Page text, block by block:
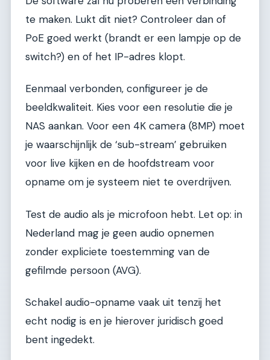
te maken. Lukt dit niet? Controleer dan of
PoE goed werkt (brandt er een lampje op de
switch?) en of het IP-adres klopt.
Eenmaal verbonden, configureer je de
beeldkwaliteit. Kies voor een resolutie die je
NAS aankan. Voor een 4K camera (8MP) moet
je waarschijnlijk de ‘sub-stream’ gebruiken
voor live kijken en de hoofdstream voor
opname om je systeem niet te overdrijven.
Test de audio als je microfoon hebt. Let op: in
Nederland mag je geen audio opnemen
zonder expliciete toestemming van de
gefilmde persoon (AVG).
Schakel audio-opname vaak uit tenzij het
echt nodig is en je hierover juridisch goed
bent ingedekt.